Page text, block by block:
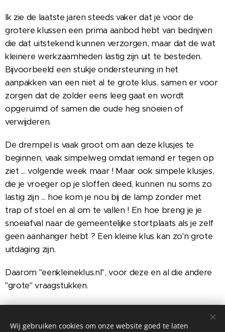
Ik zie de laatste jaren steeds vaker dat je voor de
grotere klussen een prima aanbod hebt van bedrijven
die dat uitstekend kunnen verzorgen, maar dat de wat
kleinere werkzaamheden lastig zijn uit te besteden.
Bijvoorbeeld een stukje ondersteuning in het
aanpakken van een niet al te grote klus, samen er voor
zorgen dat de zolder eens leeg gaat en wordt
opgeruimd of samen die oude heg snoeien of
verwijderen.
​De drempel is vaak groot om aan deze klusjes te
beginnen, vaak simpelweg omdat iemand er tegen op
ziet ... volgende week maar ! Maar ook simpele klusjes,
die je vroeger op je sloffen deed, kunnen nu soms zo
lastig zijn ... hoe kom je nou bij de lamp zonder met
trap of stoel en al om te vallen ! En hoe breng je je
snoeiafval naar de gemeentelijke stortplaats als je zelf
geen aanhanger hebt ? Een kleine klus kan zo'n grote
uitdaging zijn.
​Daarom "eenkleineklus.nl", voor deze en al die andere
"grote" vraagstukken.
Neem contact met mij op, ik help u graag. Vragen
staat vrij
Wij gebruiken cookies om onze website goed te laten